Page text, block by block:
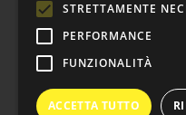
Lingue: 🇮🇹 Italiano
STRETTAMENTE
PERFORMANCE
FUNZIONALITÀ
ACCETTA TUTTO